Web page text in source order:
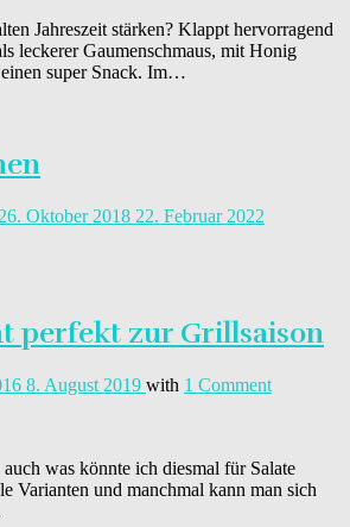
Jahreszeit stärken? Klappt hervorragend
leckerer Gaumenschmaus, mit Honig
super Snack. Im…
26. Oktober 2018 22. Februar 2022
perfekt zur Grillsaison
8. August 2019 with 1 Comment
was könnte ich diesmal für Salate
Varianten und manchmal kann man sich